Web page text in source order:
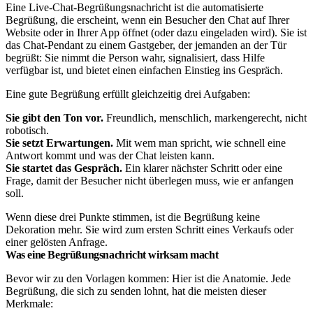
Eine Live-Chat-Begrüßungsnachricht ist die automatisierte
Begrüßung, die erscheint, wenn ein Besucher den Chat auf Ihrer
Website oder in Ihrer App öffnet (oder dazu eingeladen wird). Sie ist
das Chat-Pendant zu einem Gastgeber, der jemanden an der Tür
begrüßt: Sie nimmt die Person wahr, signalisiert, dass Hilfe
verfügbar ist, und bietet einen einfachen Einstieg ins Gespräch.
Eine gute Begrüßung erfüllt gleichzeitig drei Aufgaben:
Sie gibt den Ton vor. Freundlich, menschlich, markengerecht, nicht
robotisch.
Sie setzt Erwartungen. Mit wem man spricht, wie schnell eine
Antwort kommt und was der Chat leisten kann.
Sie startet das Gespräch. Ein klarer nächster Schritt oder eine
Frage, damit der Besucher nicht überlegen muss, wie er anfangen
soll.
Wenn diese drei Punkte stimmen, ist die Begrüßung keine
Dekoration mehr. Sie wird zum ersten Schritt eines Verkaufs oder
einer gelösten Anfrage.
Was eine Begrüßungsnachricht wirksam macht
Bevor wir zu den Vorlagen kommen: Hier ist die Anatomie. Jede
Begrüßung, die sich zu senden lohnt, hat die meisten dieser
Merkmale: